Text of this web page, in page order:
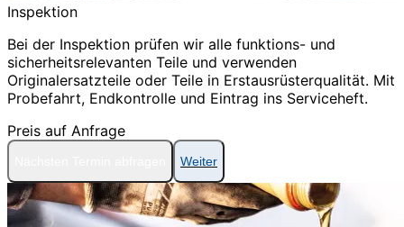
Inspektion
Bei der Inspektion prüfen wir alle funktions- und
sicherheitsrelevanten Teile und verwenden
Originalersatzteile oder Teile in Erstausrüsterqualität. Mit
Probefahrt, Endkontrolle und Eintrag ins Serviceheft.
Preis auf Anfrage
Weiter